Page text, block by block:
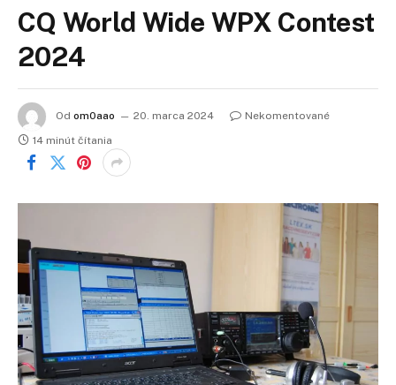
CQ World Wide WPX Contest
2024
Od om0aao 20. marca 2024
Nekomentované
14 minút čítania